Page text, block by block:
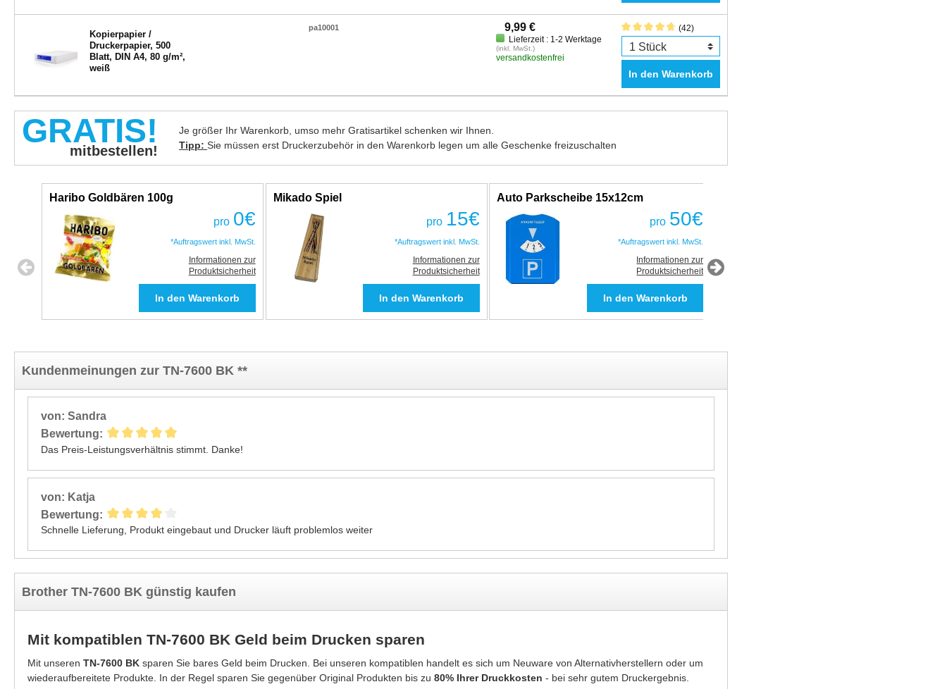
Kopierpapier /
Druckerpapier, 500
Blatt, DIN A4, 80 g/m²,
weiß
pa10001 9,99 €
Lieferzeit : 1-2 Werktage
(inkl. MwSt.)
versandkostenfrei
(42)
In den Warenkorb
GRATIS!
mitbestellen!
Je größer Ihr Warenkorb, umso mehr Gratisartikel schenken wir Ihnen.
Tipp: Sie müssen erst Druckerzubehör in den Warenkorb legen um alle Geschenke freizuschalten
Haribo Goldbären 100g
pro 0€
*Auftragswert inkl. MwSt.
Informationen zur
Produktsicherheit
Mikado Spiel
pro 15€
*Auftragswert inkl. MwSt.
Informationen zur
Produktsicherheit
Auto Parkscheibe 15x12cm
pro 50€
*Auftragswert inkl. MwSt.
Informationen zur
Produktsicherheit
Kundenmeinungen zur TN-7600 BK **
von: Sandra
Bewertung:
Das Preis-Leistungsverhältnis stimmt. Danke!
von: Katja
Bewertung:
Schnelle Lieferung, Produkt eingebaut und Drucker läuft problemlos weiter
Brother TN-7600 BK günstig kaufen
Mit kompatiblen TN-7600 BK Geld beim Drucken sparen
Mit unseren TN-7600 BK sparen Sie bares Geld beim Drucken. Bei unseren kompatiblen handelt es sich um Neuware von Alternativherstellern oder um
wiederaufbereitete Produkte. In der Regel sparen Sie gegenüber Original Produkten bis zu 80% Ihrer Druckkosten - bei sehr gutem Druckergebnis.